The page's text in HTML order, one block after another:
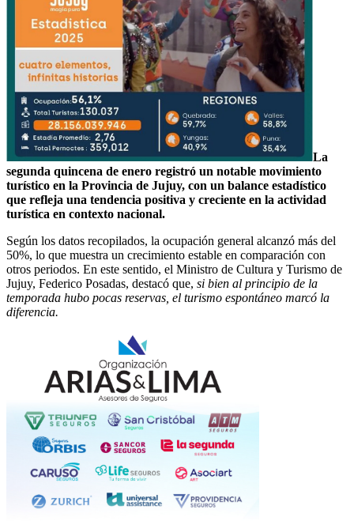
La
segunda quincena de enero registró un notable movimiento
turístico en la Provincia de Jujuy, con un balance estadístico
que refleja una tendencia positiva y creciente en la actividad
turística en contexto nacional.
Según los datos recopilados, la ocupación general alcanzó más del
50%, lo que muestra un crecimiento estable en comparación con
otros periodos. En este sentido, el Ministro de Cultura y Turismo de
Jujuy, Federico Posadas, destacó que, si bien al principio de la
temporada hubo pocas reservas, el turismo espontáneo marcó la
diferencia.